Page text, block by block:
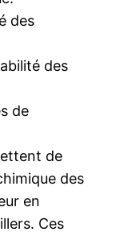
des
des
de
de
des
en
Ces